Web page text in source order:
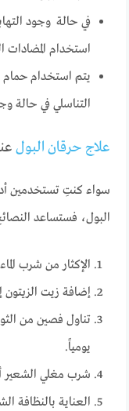
في حالة وجود
استخدام المضادات
يتم استخدام حمام
التناسلي في حالة
علاج حرقان البول
سواء كنتِ تستخدمين
البول، فستساعد
الإكثار من شرب
إضافة زيت الزيتون
تناول فصين من
يومياً.
شرب مغلي الشعير
العناية بالنظافة